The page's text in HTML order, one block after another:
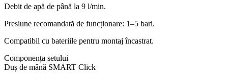
Debit de apă de până la 9 l/min.
Presiune recomandată de funcționare: 1–5 bari.
Compatibil cu bateriile pentru montaj încastrat.
Componența setului
Duș de mână SMART Click